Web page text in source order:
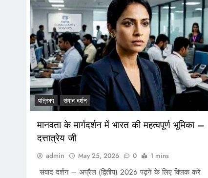
पत्रिका संवाद दर्शन
मानवता के मार्गदर्शन में भारत की महत्वपूर्ण भूमिका –
दत्तात्रेय जी
admin May 25, 2026 0 1 mins
संवाद दर्शन – अप्रैल (द्वितीय) 2026 पढ़ने के लिए क्लिक करें